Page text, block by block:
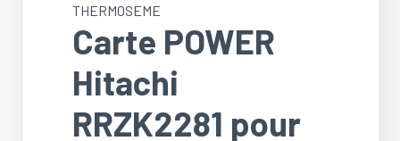
THERMOSEME
Carte POWER
Hitachi
RRZK2281 pour